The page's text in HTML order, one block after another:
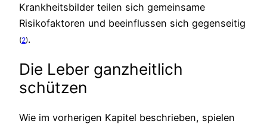
Krankheitsbilder teilen sich gemeinsame
Risikofaktoren und beeinflussen sich gegenseitig
(2).
Die Leber ganzheitlich
schützen
Wie im vorherigen Kapitel beschrieben, spielen